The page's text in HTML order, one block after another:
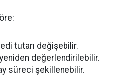
tutarı değişebilir.
değerlendirilebilir.
süreci şekillenebilir.